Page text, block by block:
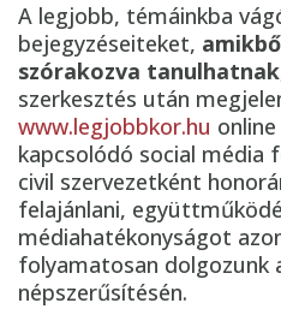
A legjobb, témáinkba
bejegyzéseiteket,
szórakozva tanulhatnak
szerkesztés után
www.legjobbkor.hu
kapcsolódó social média
civil szervezetként
felajánlani,
médiahatékonyságot
folyamatosan dolgozunk
népszerűsítésén.